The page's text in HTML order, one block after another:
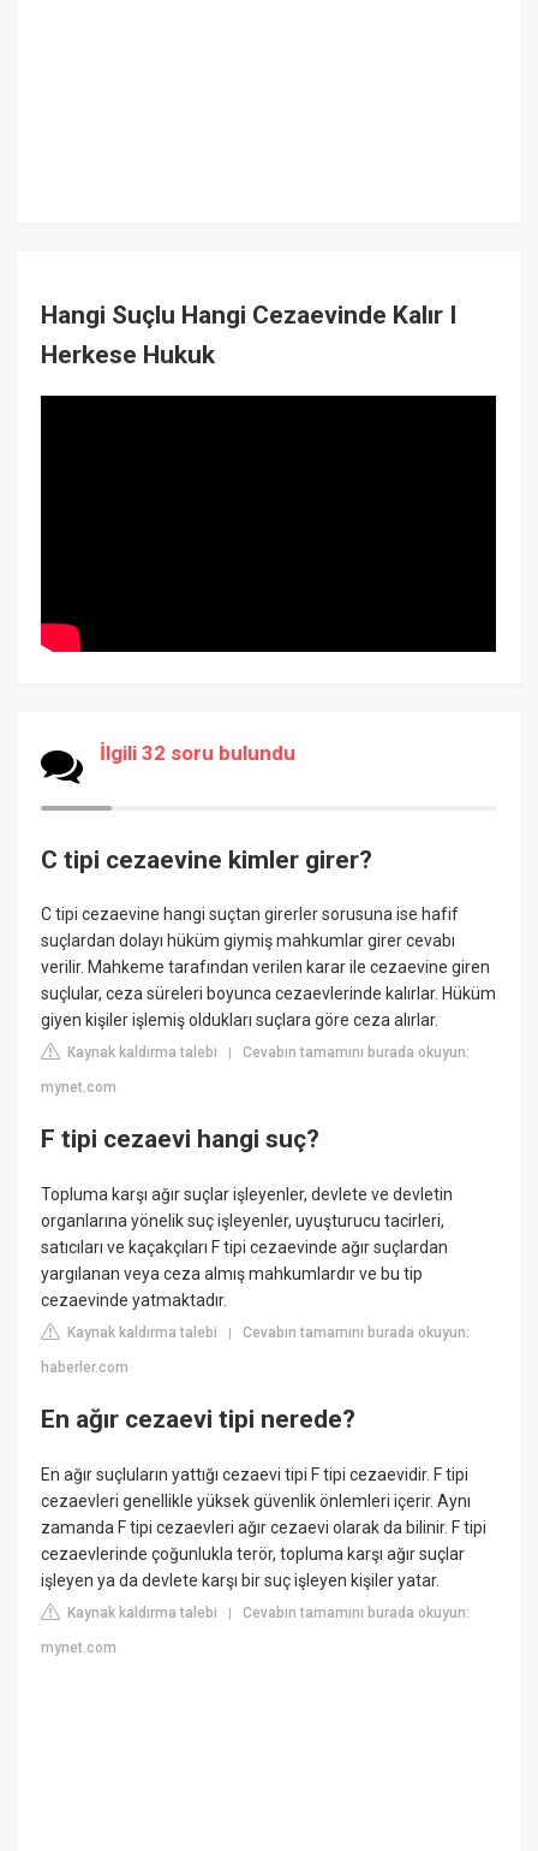
Hangi Suçlu Hangi Cezaevinde Kalır I
Herkese Hukuk
İlgili 32 soru bulundu
C tipi cezaevine kimler girer?
C tipi cezaevine hangi suçtan girerler sorusuna ise hafif
suçlardan dolayı hüküm giymiş mahkumlar girer cevabı
verilir. Mahkeme tarafından verilen karar ile cezaevine giren
suçlular, ceza süreleri boyunca cezaevlerinde kalırlar. Hüküm
giyen kişiler işlemiş oldukları suçlara göre ceza alırlar.
Kaynak kaldırma talebi |Cevabın tamamını burada okuyun:
mynet.com
F tipi cezaevi hangi suç?
Topluma karşı ağır suçlar işleyenler, devlete ve devletin
organlarına yönelik suç işleyenler, uyuşturucu tacirleri,
satıcıları ve kaçakçıları F tipi cezaevinde ağır suçlardan
yargılanan veya ceza almış mahkumlardır ve bu tip
cezaevinde yatmaktadır.
Kaynak kaldırma talebi |Cevabın tamamını burada okuyun:
haberler.com
En ağır cezaevi tipi nerede?
En ağır suçluların yattığı cezaevi tipi F tipi cezaevidir. F tipi
cezaevleri genellikle yüksek güvenlik önlemleri içerir. Aynı
zamanda F tipi cezaevleri ağır cezaevi olarak da bilinir. F tipi
cezaevlerinde çoğunlukla terör, topluma karşı ağır suçlar
işleyen ya da devlete karşı bir suç işleyen kişiler yatar.
Kaynak kaldırma talebi |Cevabın tamamını burada okuyun:
mynet.com